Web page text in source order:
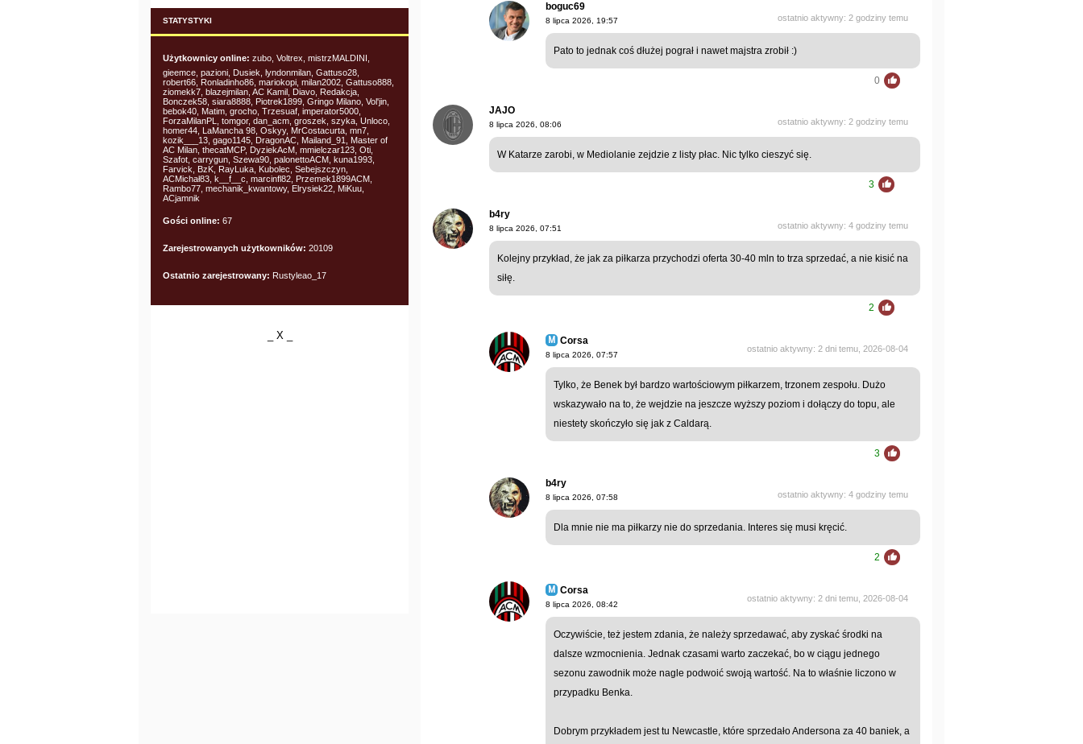
STATYSTYKI
Użytkownicy online: zubo, Voltrex, mistrzMALDINI,
gieemce, pazioni, Dusiek, lyndonmilan, Gattuso28,
robert66, Ronladinho86, mariokopi, milan2002, Gattuso888,
ziomekk7, blazejmilan, AC Kamil, Diavo, Redakcja,
Bonczek58, siara8888, Piotrek1899, Gringo Milano, Vol'jin,
bebok40, Matim, grocho, Trzesuaf, imperator5000,
ForzaMilanPL, tomgor, dan_acm, groszek, szyka, Unloco,
homer44, LaMancha 98, Oskyy, MrCostacurta, mn7,
kozik___13, gago1145, DragonAC, Mailand_91, Master of
AC Milan, thecatMCP, DyziekAcM, mmielczar123, Oti,
Szafot, carrygun, Szewa90, palonettoACM, kuna1993,
Farvick, BzK, RayLuka, Kubolec, Sebejszczyn,
ACMichał83, k__f__c, marcinfl82, Przemek1899ACM,
Rambo77, mechanik_kwantowy, Elrysiek22, MiKuu,
ACjamnik
Gości online: 67
Zarejestrowanych użytkowników: 20109
Ostatnio zarejestrowany: Rustyleao_17
_ X _
boguc69
ostatnio aktywny: 2 godziny temu
8 lipca 2026, 19:57
Pato to jednak coś dłużej pograł i nawet majstra zrobił :)
0
JAJO
ostatnio aktywny: 2 godziny temu
8 lipca 2026, 08:06
W Katarze zarobi, w Mediolanie zejdzie z listy płac. Nic tylko cieszyć się.
3
b4ry
ostatnio aktywny: 4 godziny temu
8 lipca 2026, 07:51
Kolejny przykład, że jak za piłkarza przychodzi oferta 30-40 mln to trza sprzedać, a nie kisić na
siłę.
2
Corsa
ostatnio aktywny: 2 dni temu, 2026-08-04
8 lipca 2026, 07:57
Tylko, że Benek był bardzo wartościowym piłkarzem, trzonem zespołu. Dużo
wskazywało na to, że wejdzie na jeszcze wyższy poziom i dołączy do topu, ale
niestety skończyło się jak z Caldarą.
3
b4ry
ostatnio aktywny: 4 godziny temu
8 lipca 2026, 07:58
Dla mnie nie ma piłkarzy nie do sprzedania. Interes się musi kręcić.
2
Corsa
ostatnio aktywny: 2 dni temu, 2026-08-04
8 lipca 2026, 08:42
Oczywiście, też jestem zdania, że należy sprzedawać, aby zyskać środki na
dalsze wzmocnienia. Jednak czasami warto zaczekać, bo w ciągu jednego
sezonu zawodnik może nagle podwoić swoją wartość. Na to właśnie liczono w
przypadku Benka.
Dobrym przykładem jest tu Newcastle, które sprzedało Andersona za 40 baniek, a